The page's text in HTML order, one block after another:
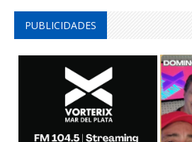
PUBLICIDADES